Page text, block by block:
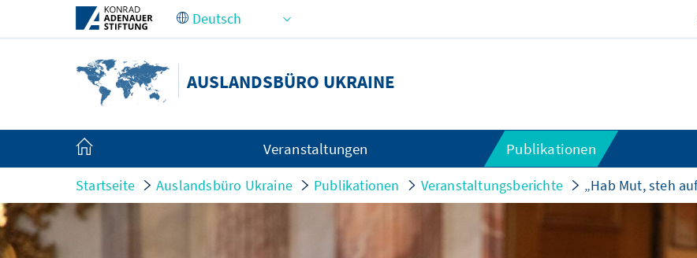
Zum Hauptinhalt springen
AUSLANDSBÜRO UKRAINE
Veranstaltungen Publikationen
Startseite Auslandsbüro Ukraine Publikationen Veranstaltungsberichte „Hab Mut, steh